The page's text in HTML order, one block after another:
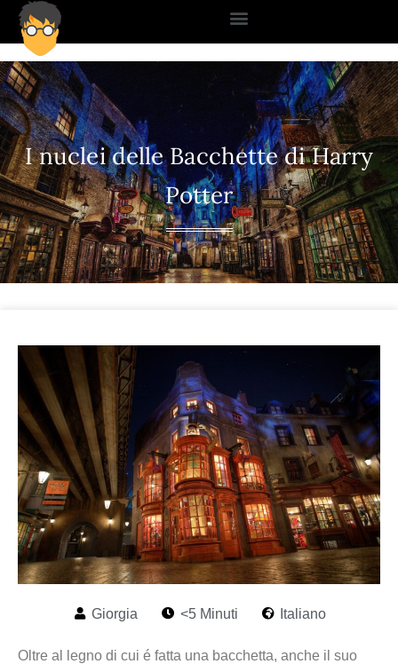
I nuclei delle Bacchette di Harry
Potter
Giorgia <5 Minuti Italiano
Oltre al legno di cui é fatta una bacchetta, anche il suo